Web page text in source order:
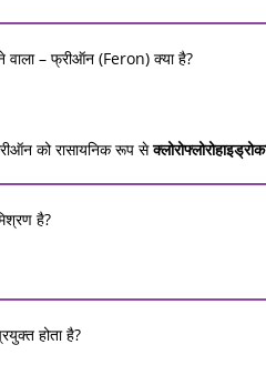
– फ्रीऑन (Feron) क्या है?
को रासायनिक रूप से
है?
होता है?